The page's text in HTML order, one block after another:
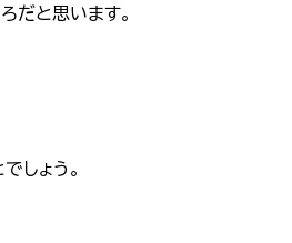
だと思います。
しょう。